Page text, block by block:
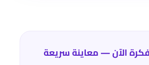
الآن — معاينة سريعة